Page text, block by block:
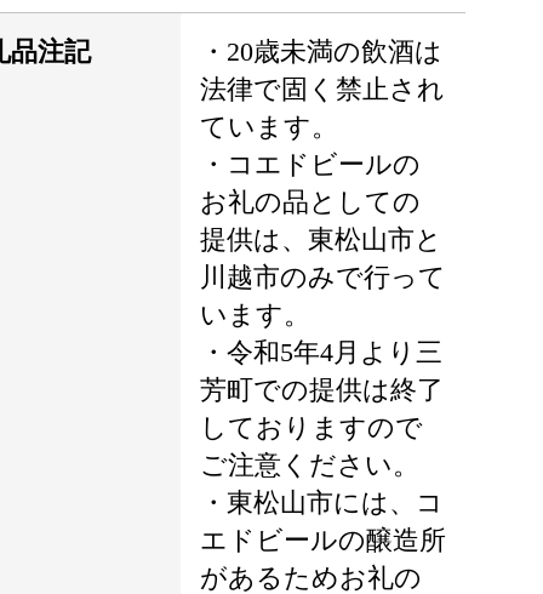
品注記
・20歳未満の飲酒は
法律で固く禁止され
ています。
・コエドビールの
お礼の品としての
提供は、東松山市と
川越市のみで行って
います。
・令和5年4月より三
芳町での提供は終了
しておりますので
ご注意ください。
・東松山市には、コ
エドビールの醸造所
があるためお礼の